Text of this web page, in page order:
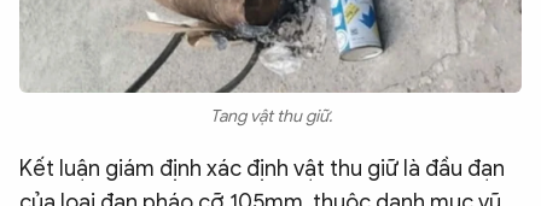
Tang vật thu giữ.
Kết luận giám định xác định vật thu giữ là đầu đạn